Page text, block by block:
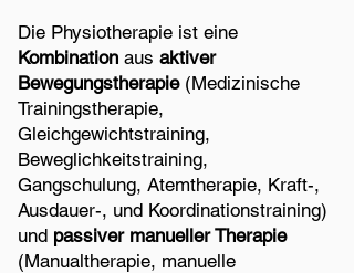
Die Physiotherapie ist eine
Kombination aus aktiver
Bewegungstherapie(Medizinische
Trainingstherapie,
Gleichgewichtstraining,
Beweglichkeitstraining,
Gangschulung, Atemtherapie, Kraft-,
Ausdauer-, und Koordinationstraining)
und passiver manueller Therapie
(Manualtherapie, manuelle